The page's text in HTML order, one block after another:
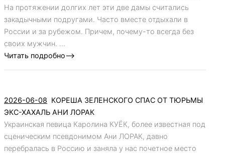
На протяжении долгих лет эти две дамы считались
закадычными подругами. Часто вместе отдыхали в
России и за рубежом. Причем, почему-то всегда без
своих мужчин. ...
Читать подробно-->
2026-06-08 КОРЕША ЗЕЛЕНСКОГО СПАС ОТ ТЮРЬМЫ
ЭКС-ХАХАЛЬ АНИ ЛОРАК
Украинская певица Каролина КУЁК, более известная под
сценическим псевдонимом Ани ЛОРАК, давно
перебралась в Россию и заняла у нас почетное место